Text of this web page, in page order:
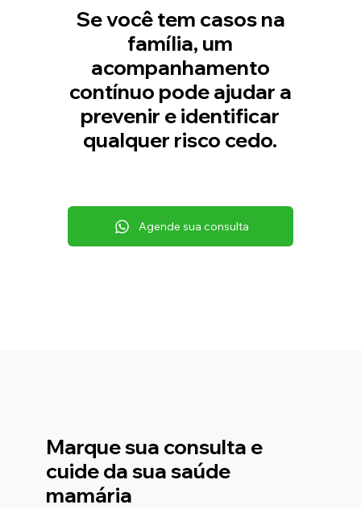
Se você tem casos na
família, um
acompanhamento
contínuo pode ajudar a
prevenir e identificar
qualquer risco cedo.
Agende sua consulta
Marque sua consulta e
cuide da sua saúde
mamária